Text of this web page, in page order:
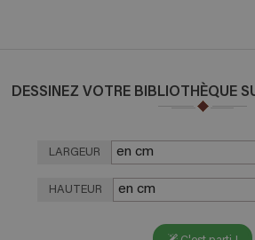
DESSINEZ VOTRE BIBLIOTHÈQUE
LARGEUR
HAUTEUR